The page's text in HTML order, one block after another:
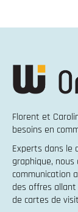
Florent et
besoins en
Experts dans le
graphique, nous
communication
des offres allant
de cartes de